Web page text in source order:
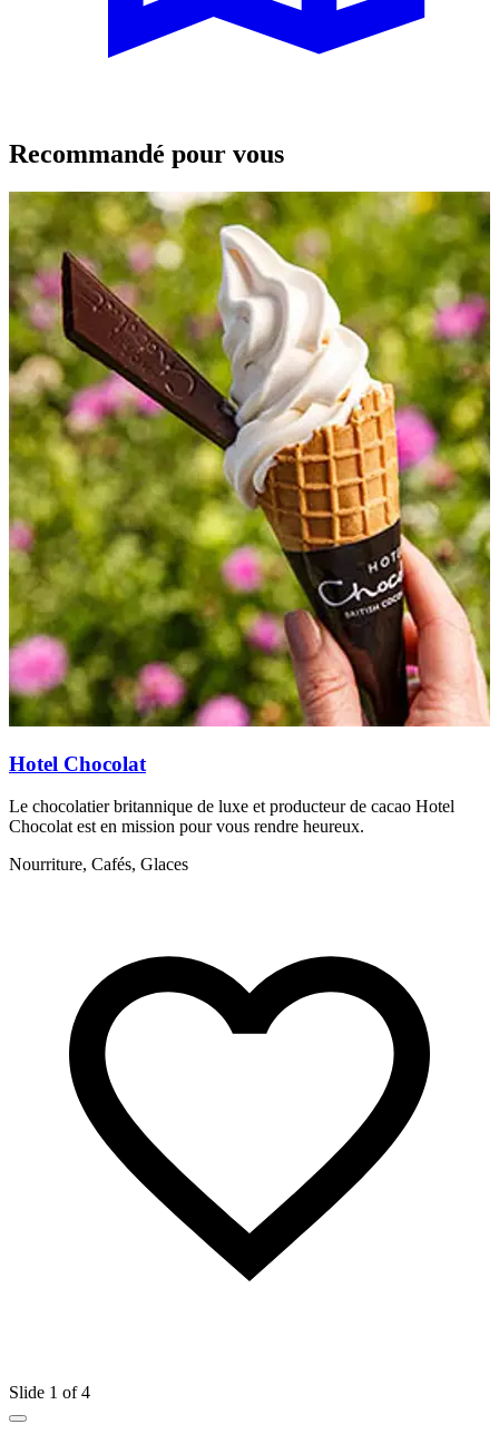
Recommandé pour vous
Hotel Chocolat
Le chocolatier britannique de luxe et producteur de cacao Hotel
Chocolat est en mission pour vous rendre heureux.
Nourriture, Cafés, Glaces
Slide 1 of 4